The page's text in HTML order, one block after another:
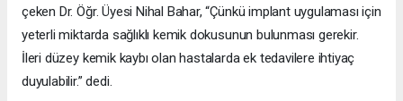
çeken Dr. Öğr. Üyesi Nihal Bahar, “Çünkü implant uygulaması için
yeterli miktarda sağlıklı kemik dokusunun bulunması gerekir.
İleri düzey kemik kaybı olan hastalarda ek tedavilere ihtiyaç
duyulabilir.” dedi.